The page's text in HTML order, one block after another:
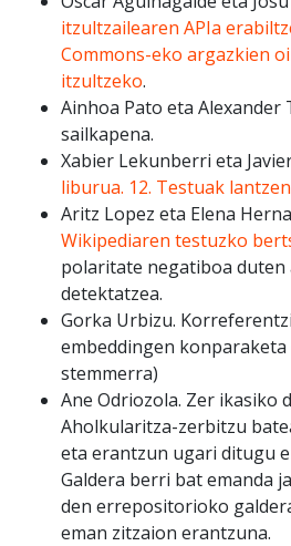
itzultzailearen APIa
Commons-eko argazkien
itzultzeko.
Ainhoa Pato eta
sailkapena.
Xabier Lekunberri eta
liburua. 12. Testuak lantzen
Aritz Lopez eta Elena
Wikipediaren testuzko
polaritate negatiboa
detektatzea.
Gorka Urbizu.
embeddingen
stemmerra)
Ane Odriozola. Zer ikasiko
Aholkularitza-zerbitzu
eta erantzun ugari ditugu
Galdera berri bat emanda
den errepositorioko
eman zitzaion erantzuna.